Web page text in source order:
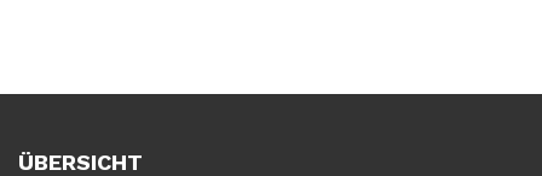
ÜBERSICHT